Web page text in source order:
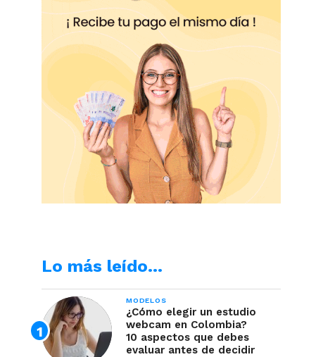
Lo más leído…
MODELOS
¿Cómo elegir un estudio
webcam en Colombia?
10 aspectos que debes
evaluar antes de decidir